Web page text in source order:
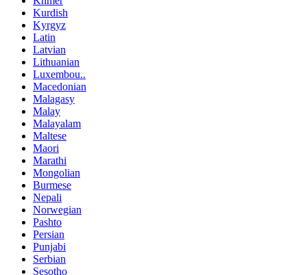
Kurdish
Kyrgyz
Latin
Latvian
Lithuanian
Luxembou..
Macedonian
Malagasy
Malay
Malayalam
Maltese
Maori
Marathi
Mongolian
Burmese
Nepali
Norwegian
Pashto
Persian
Punjabi
Serbian
Sesotho